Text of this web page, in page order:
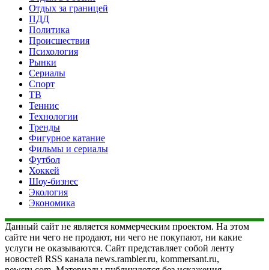
Отдых за границей
ПДД
Политика
Происшествия
Психология
Рынки
Сериалы
Спорт
ТВ
Теннис
Технологии
Тренды
Фигурное катание
Фильмы и сериалы
Футбол
Хоккей
Шоу-бизнес
Экология
Экономика
Данный сайт не является коммерческим проектом. На этом
сайте ни чего не продают, ни чего не покупают, ни какие
услуги не оказываются. Сайт представляет собой ленту
новостей RSS канала news.rambler.ru, kommersant.ru,